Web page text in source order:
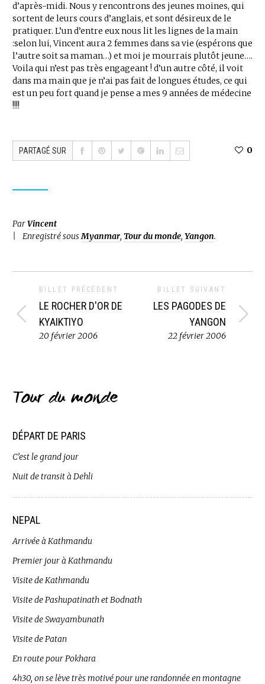
d’après-midi. Nous y rencontrons des jeunes moines, qui
sortent de leurs cours d’anglais, et sont désireux de le
pratiquer. L’un d’entre eux nous lit les lignes de la main
:selon lui, Vincent aura 2 femmes dans sa vie (espérons que
l’autre soit sa maman…) et moi je mourrais plutôt jeune….
Voila qui n’est pas très engageant ! d’un autre côté, il voit
dans ma main que je n’ai pas fait de longues études, ce qui
est un peu fort quand je pense a mes 9 années de médecine
!!!!
PARTAGÉ SUR 0
ParVincent
Enregistré sousMyanmar, Tour du monde, Yangon.
BILLET PRÉCÉDENT
LE ROCHER D'OR DE
KYAIKTIYO
20 février 2006
BILLET SUIVANT
LES PAGODES DE
YANGON
22 février 2006
Tour du monde
DÉPART DE PARIS
C’est le grand jour
Nuit de transit à Dehli
NEPAL
Arrivée à Kathmandu
Premier jour à Kathmandu
Visite de Kathmandu
Visite de Pashupatinath et Bodnath
Visite de Swayambunath
Visite de Patan
En route pour Pokhara
4h30, on se lève très motivé pour une randonnée en montagne